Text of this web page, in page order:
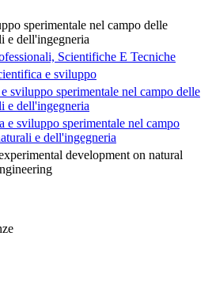
sperimentale nel campo delle
e dell'ingegneria
Scientifiche E Tecniche
e sviluppo
sviluppo sperimentale nel campo delle
e dell'ingegneria
e sviluppo sperimentale nel campo
e dell'ingegneria
development on natural